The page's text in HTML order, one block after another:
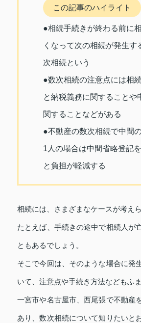
この記事のハイライト
●相続手続きが終わる前に
くなって次の相続が発生す
次相続という
●数次相続の注意点には相
と納税義務に関することや
関することなどがある
●不動産の数次相続で中間
1人の場合は中間省略登記
と負担が軽減する
相続には、さまざまなケースが考えら
たとえば、手続きの途中で相続人が
ともあるでしょう。
そこで今回は、そのような場合に発
いて、注意点や手続き方法などもふ
一宮市や名古屋市、西尾張で不動産
あり、数次相続について知りたいと